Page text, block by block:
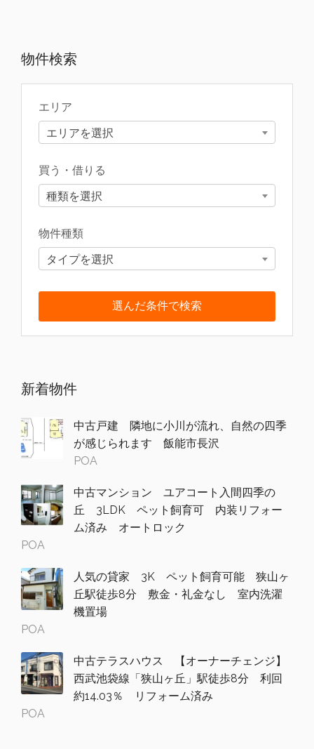
物件検索
エリア
エリアを選択
買う・借りる
種類を選択
物件種類
タイプを選択
新着物件
中古戸建 隣地に小川が流れ、自然の四季
が感じられます 飯能市長沢
POA
中古マンション ユアコート入間四季の
丘 3LDK ペット飼育可 内装リフォー
ム済み オートロック
POA
人気の貸家 3K ペット飼育可能 狭山ヶ
丘駅徒歩8分 敷金・礼金なし 室内洗濯
機置場
POA
中古テラスハウス 【オーナーチェンジ】
西武池袋線「狭山ヶ丘」駅徒歩8分 利回
約14.03％ リフォーム済み
POA